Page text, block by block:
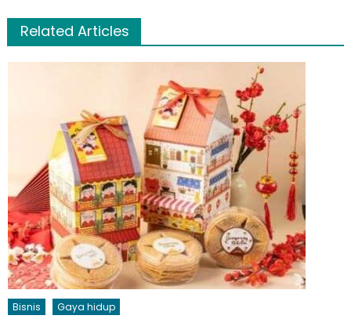
Related Articles
Bisnis Gaya hidup